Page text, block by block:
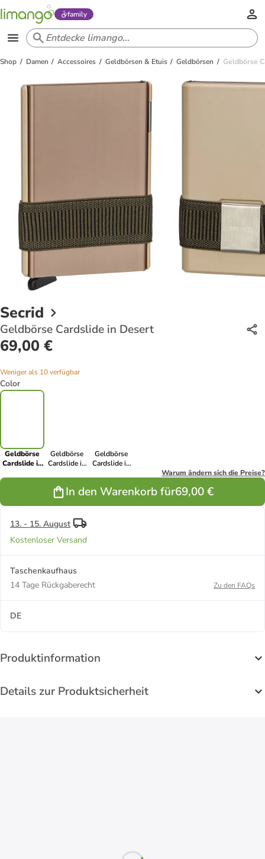
family
Shop Damen Accessoires Geldbörsen & Etuis Geldbörsen Geldbörse
Secrid
Geldbörse Cardslide in Desert
69,00 €
Weniger als 10 verfügbar
Color
Geldbörse
Cardslide in
Geldbörse
Cardslide in
Geldbörse
Cardslide in
Warum ändern sich die Preise?
In den Warenkorb für69,00 €
13. - 15. August
Kostenloser Versand
Taschenkaufhaus
14 Tage Rückgaberecht
Zu den FAQs
DE
Produktinformation
Details zur Produktsicherheit